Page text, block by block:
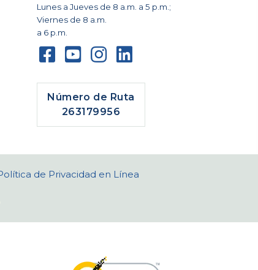
Lunes a Jueves de 8 a.m. a 5 p.m.;
Viernes de 8 a.m.
a 6 p.m.
Número de Ruta
263179956
de Privacidad en Línea